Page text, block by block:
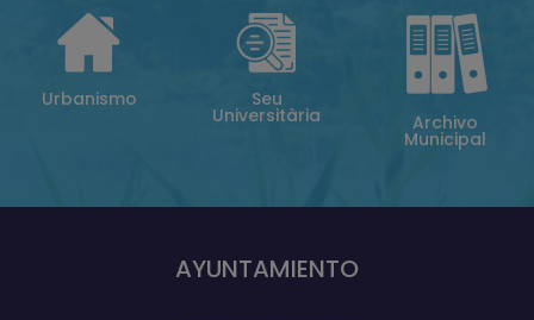
Urbanismo Seu
Universitària Archivo
Municipal
AYUNTAMIENTO